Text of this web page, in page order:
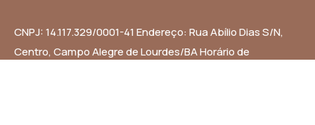
CNPJ: 14.117.329/0001-41 Endereço: Rua Abílio Dias S/N,
Centro, Campo Alegre de Lourdes/BA Horário de